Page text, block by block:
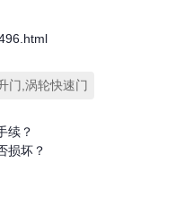
门,涡轮快速门
续？
损坏？